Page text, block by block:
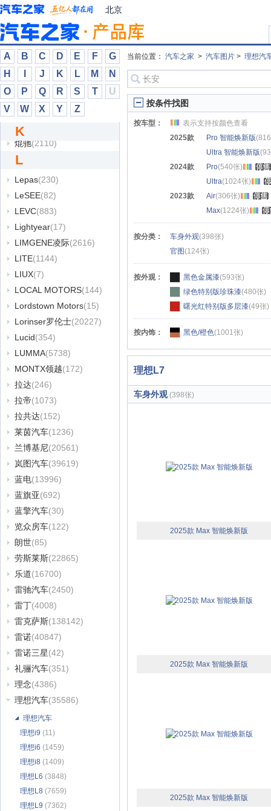
北京
A B C D E F
G
H
J K L M
N
O
P Q R S T
U
V
W X Y Z
凯马(252)
凯翼 (31654)
康派斯(104)
科尼赛克(1477)
克蒂汽车(12861)
克莱斯勒
(10314)
克慕勒(4768)
魁士
焜驰(2110)
L
Lepas(230)
LeSEE(82)
LEVC(883)
Lightyear(17)
LIMGENE凌际(2616)
LITE(1144)
LIUX(7)
LOCAL MOTORS(144)
Lordstown Motors(15)
Lorinser罗伦士(20227)
Lucid(354)
LUMMA(5738)
MONTX领越(172)
拉达(246)
拉帝(1073)
拉共达(152)
莱茵汽车(1236)
兰博基尼(20561)
岚图汽车(39619)
蓝电(13996)
蓝旗亚(692)
蓝擎汽车(30)
览众房车(122)
朗世(85)
劳斯莱斯(22865)
乐道(16700)
雷驰汽车(2450)
雷丁(4008)
雷克萨斯(138142)
雷诺(40847)
雷诺三星(42)
礼骊汽车(351)
理念(4386)
理想汽车(35586)
理想汽车
理想i9 (11)
理想i6 (1459)
理想i8 (1409)
理想L6 (3848)
理想L8 (7659)
理想L9 (7362)
K
当前位置： 汽车之家 > 汽车图片 > 理想汽
按条件找图
按车型：
表示支持按颜色查看
2025款
Pro 智能焕新版
Ultra 智能焕新版
2024款
Pro(540张)
Ultra(1024张)
2023款
Air(306张)
Max(1224张)
按分类： 车身外观(398张)
官图(124张)
按外观： 黑色金属漆(593张)
绿色特别版珍珠漆(480张)
曙光红特别版多层漆(49张)
按内饰： 黑色/橙色(1001张)
理想L7
车身外观(398张)
2025款 Max 智能焕新版
2025款 Max 智能焕新版
2025款 Max 智能焕新版